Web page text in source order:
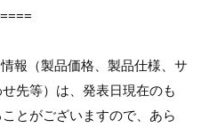
報（製品価格、製品仕様、サ
先等）は、発表日現在のも
とがございますので、あら